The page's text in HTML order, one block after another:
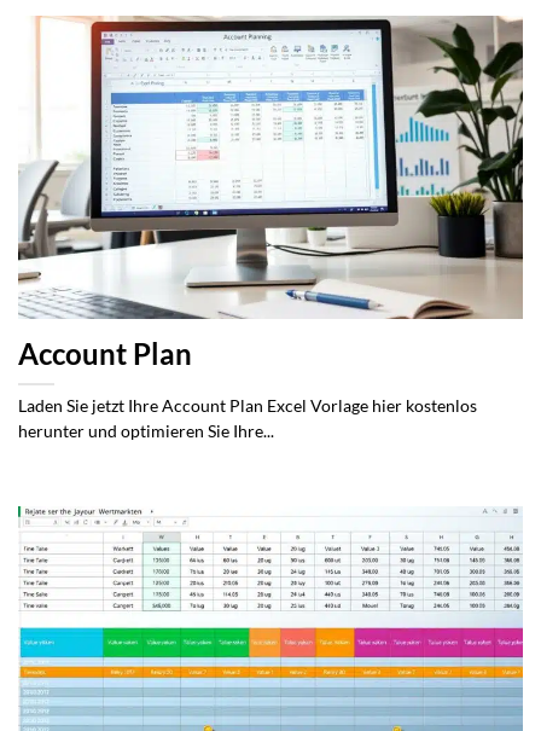
Account Plan
Laden Sie jetzt Ihre Account Plan Excel Vorlage hier kostenlos
herunter und optimieren Sie Ihre...